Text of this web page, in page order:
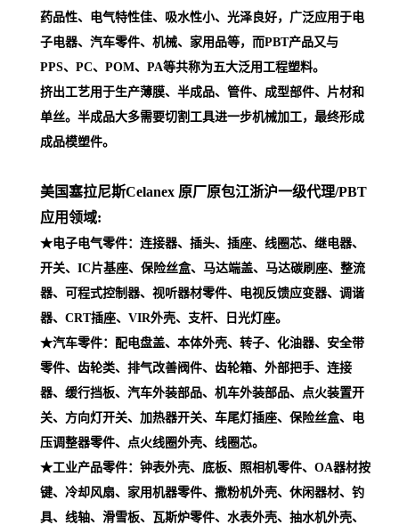
药品性、电气特性佳、吸水性小、光泽良好，广泛应用于电
子电器、汽车零件、机械、家用品等，而PBT产品又与
PPS、PC、POM、PA等共称为五大泛用工程塑料。
挤出工艺用于生产薄膜、半成品、管件、成型部件、片材和
单丝。半成品大多需要切割工具进一步机械加工，最终形成
成品模塑件。
美国塞拉尼斯Celanex 原厂原包江浙沪一级代理/PBT
应用领域:
★电子电气零件：连接器、插头、插座、线圈芯、继电器、
开关、IC片基座、保险丝盒、马达端盖、马达碳刷座、整流
器、可程式控制器、视听器材零件、电视反馈应变器、调谐
器、CRT插座、VIR外壳、支杆、日光灯座。
★汽车零件：配电盘盖、本体外壳、转子、化油器、安全带
零件、齿轮类、排气改善阀件、齿轮箱、外部把手、连接
器、缓行挡板、汽车外装部品、机车外装部品、点火装置开
关、方向灯开关、加热器开关、车尾灯插座、保险丝盒、电
压调整器零件、点火线圈外壳、线圈芯。
★工业产品零件：钟表外壳、底板、照相机零件、OA器材按
键、冷却风扇、家用机器零件、撒粉机外壳、休闲器材、钓
具、线轴、滑雪板、瓦斯炉零件、水表外壳、抽水机外壳、